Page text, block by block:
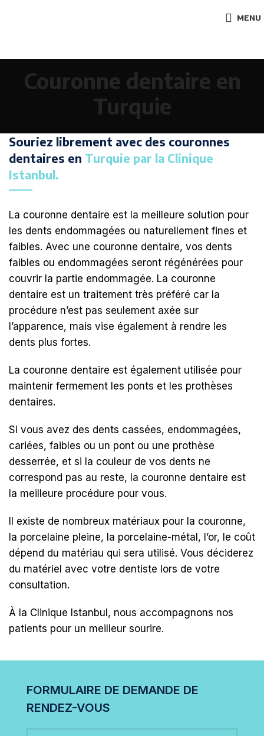
MENU
Couronne dentaire en
Turquie
Souriez librement avec des couronnes
dentaires en Turquie par la Clinique
Istanbul.
La couronne dentaire est la meilleure solution pour
les dents endommagées ou naturellement fines et
faibles. Avec une couronne dentaire, vos dents
faibles ou endommagées seront régénérées pour
couvrir la partie endommagée. La couronne
dentaire est un traitement très préféré car la
procédure n’est pas seulement axée sur
l’apparence, mais vise également à rendre les
dents plus fortes.
La couronne dentaire est également utilisée pour
maintenir fermement les ponts et les prothèses
dentaires.
Si vous avez des dents cassées, endommagées,
cariées, faibles ou un pont ou une prothèse
desserrée, et si la couleur de vos dents ne
correspond pas au reste, la couronne dentaire est
la meilleure procédure pour vous.
Il existe de nombreux matériaux pour la couronne,
la porcelaine pleine, la porcelaine-métal, l’or, le coût
dépend du matériau qui sera utilisé. Vous déciderez
du matériel avec votre dentiste lors de votre
consultation.
À la Clinique Istanbul, nous accompagnons nos
patients pour un meilleur sourire.
FORMULAIRE DE DEMANDE DE
RENDEZ-VOUS